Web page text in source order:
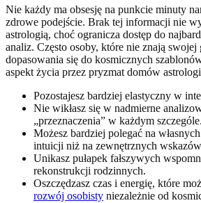
Nie każdy ma obsesję na punkcie minuty
zdrowe podejście. Brak tej informacji nie
astrologią, choć ogranicza dostęp do
analiz. Często osoby, które nie znają
dopasowania się do kosmicznych
aspekt życia przez pryzmat domów
Pozostajesz bardziej elastyczny w
Nie wikłasz się w nadmierne
„przeznaczenia” w każdym szczególe.
Możesz bardziej polegać na
intuicji niż na zewnętrznych
Unikasz pułapek fałszywych
rekonstrukcji rodzinnych.
Oszczędzasz czas i energię, które
rozwój osobisty niezależnie od